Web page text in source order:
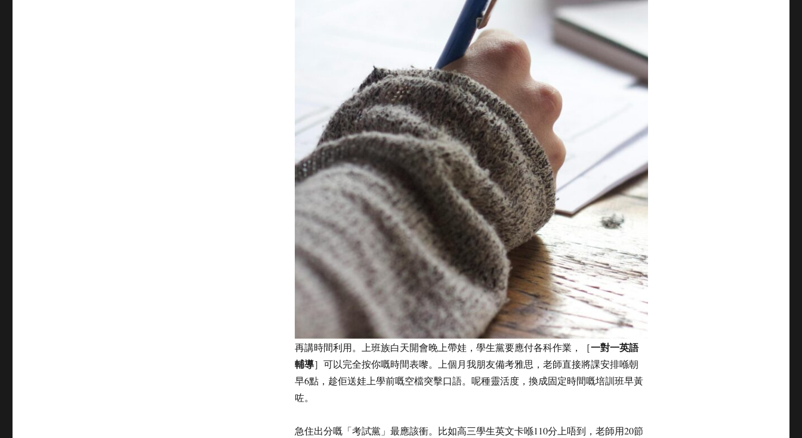
再講時間利用。上班族白天開會晚上帶娃，學生黨要應付各科作業，［一對一英語
輔導］可以完全按你嘅時間表嚟。上個月我朋友備考雅思，老師直接將課安排喺朝
早6點，趁佢送娃上學前嘅空檔突擊口語。呢種靈活度，換成固定時間嘅培訓班早黃
咗。
急住出分嘅「考試黨」最應該衝。比如高三學生英文卡喺110分上唔到，老師用20節